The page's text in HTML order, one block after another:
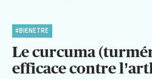
#BIENETRE
Le curcuma
efficace contre